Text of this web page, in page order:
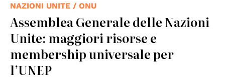
NAZIONI UNITE / ONU
Assemblea Generale delle Nazioni
Unite: maggiori risorse e
membership universale per
l’UNEP